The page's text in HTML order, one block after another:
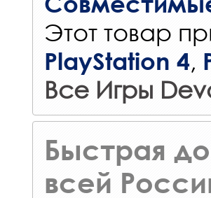
Этот товар
PlayStation 4,
Все Игры
Быстрая
всей